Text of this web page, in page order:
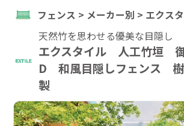
フェンス > メーカー別 > エクス
天然竹を思わせる優美な目隠し
エクスタイル 人工竹垣
D 和風目隠しフェンス
製